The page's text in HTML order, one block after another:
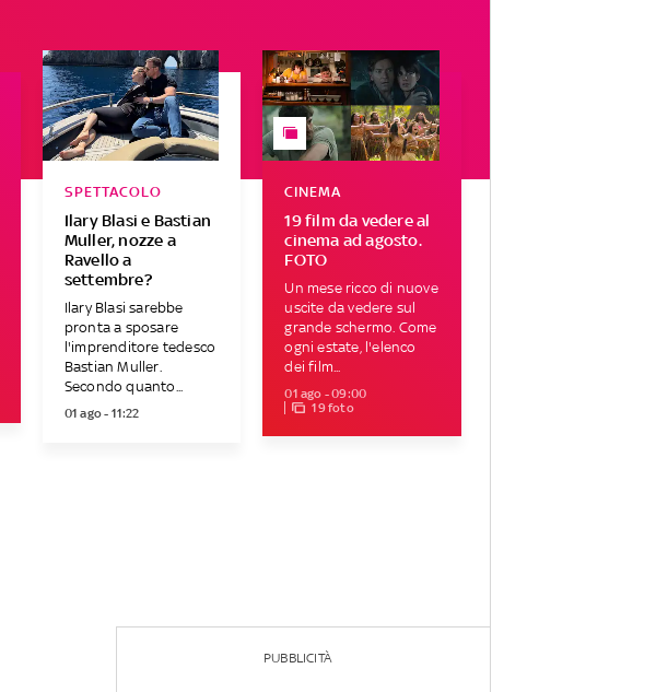
Ilary Blasi e Bastian
Muller, nozze a
Ravello a
settembre?
SPETTACOLO
Ilary Blasi sarebbe
pronta a sposare
l'imprenditore tedesco
Bastian Muller.
Secondo quanto...
01 ago - 11:22
19 film da vedere al
cinema ad agosto.
FOTO
CINEMA
Un mese ricco di nuove
uscite da vedere sul
grande schermo. Come
ogni estate, l'elenco
dei film...
01 ago - 09:00
19 foto
PUBBLICITÀ